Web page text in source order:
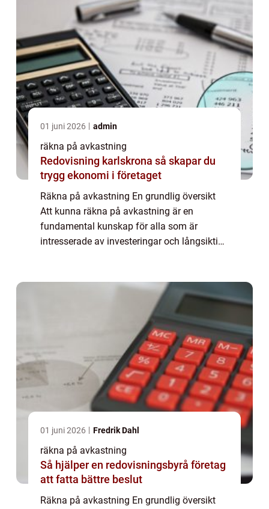
01 juni 2026 admin
räkna på avkastning
Redovisning karlskrona så skapar du
trygg ekonomi i företaget
Räkna på avkastning En grundlig översikt
Att kunna räkna på avkastning är en
fundamental kunskap för alla som är
intresserade av investeringar och långsiktigt
01 juni 2026 Fredrik Dahl
räkna på avkastning
Så hjälper en redovisningsbyrå företag
att fatta bättre beslut
Räkna på avkastning En grundlig översikt